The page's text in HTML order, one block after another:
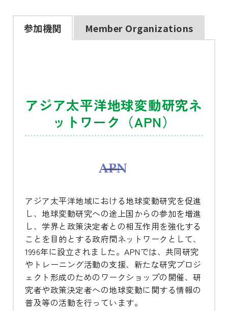
参加機関 Member Organizations
アジア太平洋地球変動研究ネ
ットワーク（APN）
アジア太平洋地域における地球変動研究を促進
し、地球変動研究への途上国からの参加を増進
し、学界と政策決定者との相互作用を強化する
ことを目的とする政府間ネットワークとして、
1996年に設立されました。APNでは、共同研究
やトレーニング活動の支援、新たな研究プロジ
ェクト形成のためのワークショップの開催、研
究者や政策決定者への地球変動に関する情報の
普及等の活動を行っています。